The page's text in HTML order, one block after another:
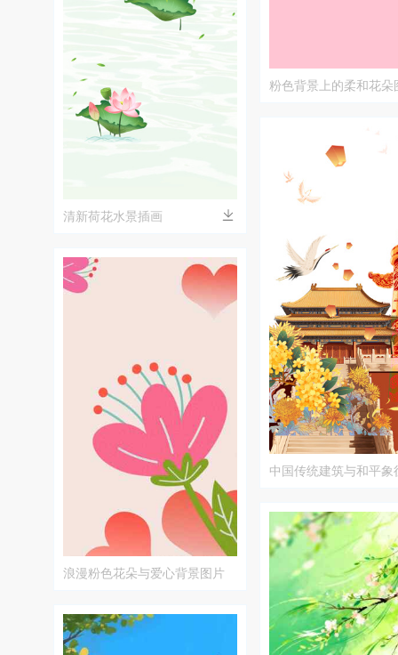
清新荷花水景插画
浪漫粉色花朵与爱心背景图片
粉色背景上的柔和花朵
中国传统建筑与和平象